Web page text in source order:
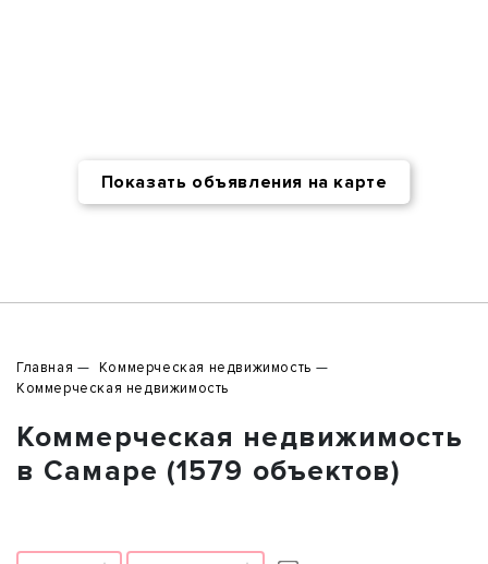
Показать объявления на карте
Главная
Коммерческая недвижимость
Коммерческая недвижимость
Коммерческая недвижимость
в Самаре (1579 объектов)